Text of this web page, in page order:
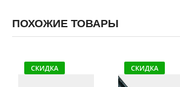
ПОХОЖИЕ ТОВАРЫ
СКИДКА СКИДКА